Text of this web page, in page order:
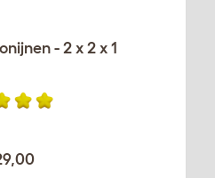
- 2 x 2 x 1